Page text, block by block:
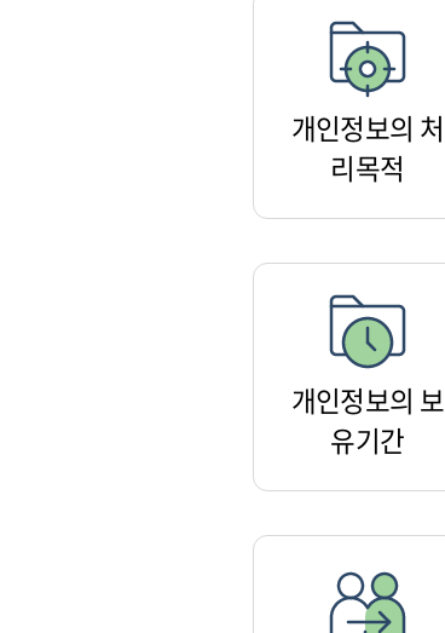
개인정보의 처
리목적
개인정보의 보
유기간